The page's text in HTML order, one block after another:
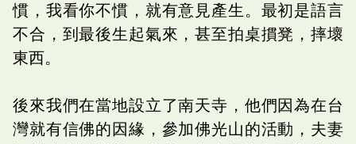
慣，我看你不慣，就有意見產生。最初是語言
不合，到最後生起氣來，甚至拍桌摜凳，摔壞
東西。
後來我們在當地設立了南天寺，他們因為在台
灣就有信佛的因緣，參加佛光山的活動，夫妻